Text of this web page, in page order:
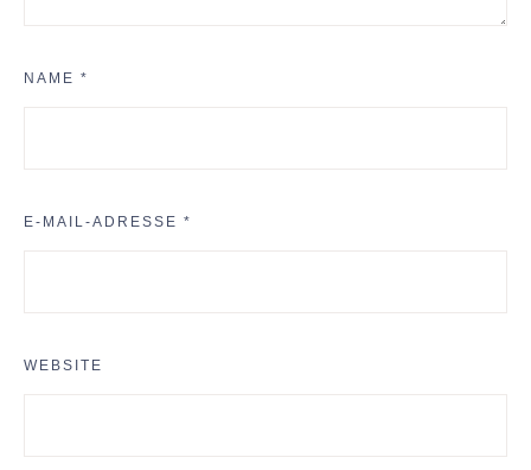
NAME *
E-MAIL-ADRESSE *
WEBSITE